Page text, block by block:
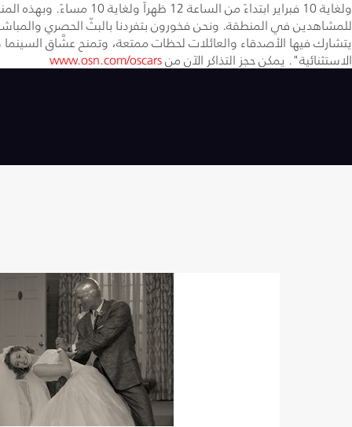
للمشاهدين في المنطقة. ونحن فخورون بتفردنا بالبثّ الحصري
يتشارك فيها الأصدقاء والعائلات لحظات ممتعة، وتمنح عشَّاق السينما
الاستثنائية". يمكن حجز التذاكر الآن منwww.osn.com/oscars